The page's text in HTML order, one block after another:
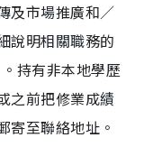
及市場推廣和／
說明相關職務的
持有非本地學歷
之前把修業成績
寄至聯絡地址。